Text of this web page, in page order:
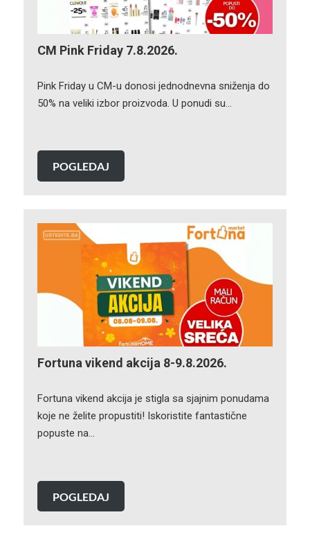
CM Pink Friday 7.8.2026.
Pink Friday u CM-u donosi jednodnevna sniženja do
50% na veliki izbor proizvoda. U ponudi su…
POGLEDAJ
Fortuna vikend akcija 8-9.8.2026.
Fortuna vikend akcija je stigla sa sjajnim ponudama
koje ne želite propustiti! Iskoristite fantastične
popuste na…
POGLEDAJ